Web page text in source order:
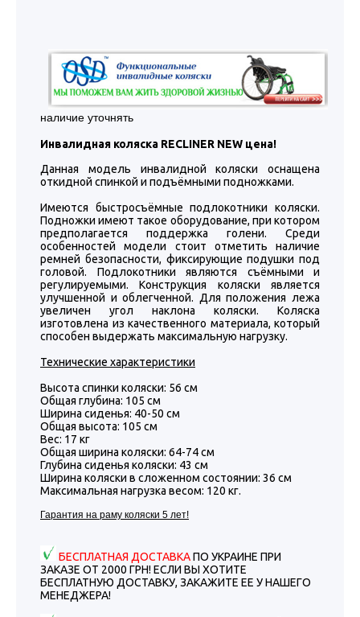
наличие уточнять
Инвалидная коляска RECLINER NEW цена!
Данная модель инвалидной коляски оснащена
откидной спинкой и подъёмными подножками.
Имеются быстросъёмные подлокотники коляски.
Подножки имеют такое оборудование, при котором
предполагается поддержка голени. Среди
особенностей модели стоит отметить наличие
ремней безопасности, фиксирующие подушки под
головой. Подлокотники являются съёмными и
регулируемыми. Конструкция коляски является
улучшенной и облегченной. Для положения лежа
увеличен угол наклона коляски. Коляска
изготовлена из качественного материала, который
способен выдержать максимальную нагрузку.
Технические характеристики
Высота спинки коляски: 56 см
Общая глубина: 105 см
Ширина сиденья: 40-50 см
Общая высота: 105 см
Вес: 17 кг
Общая ширина коляски: 64-74 см
Глубина сиденья коляски: 43 см
Ширина коляски в сложенном состоянии: 36 cм
Максимальная нагрузка весом: 120 кг.
Гарантия на раму коляски 5 лет!
БЕСПЛАТНАЯ ДОСТАВКАПО УКРАИНЕ ПРИ
ЗАКАЗЕ ОТ 2000 ГРН! ЕСЛИ ВЫ ХОТИТЕ
БЕСПЛАТНУЮ ДОСТАВКУ, ЗАКАЖИТЕ ЕЕ У НАШЕГО
МЕНЕДЖЕРА!